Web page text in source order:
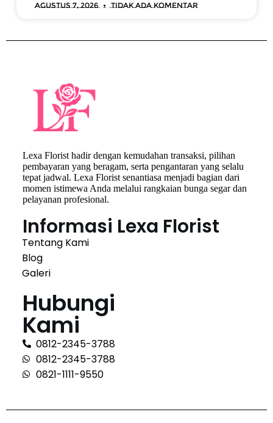
Agustus 7, 2026 Tidak ada komentar
Lexa Florist hadir dengan kemudahan transaksi, pilihan
pembayaran yang beragam, serta pengantaran yang selalu
tepat jadwal. Lexa Florist senantiasa menjadi bagian dari
momen istimewa Anda melalui rangkaian bunga segar dan
pelayanan profesional.
Informasi Lexa Florist
Tentang Kami
Blog
Galeri
Hubungi
Kami
0812-2345-3788
0812-2345-3788
0821-1111-9550